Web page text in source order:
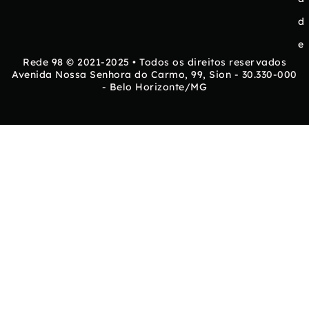
d
e
Rede 98 © 2021-2025 • Todos os direitos reservados
Avenida Nossa Senhora do Carmo, 99, Sion - 30.330-000
- Belo Horizonte/MG